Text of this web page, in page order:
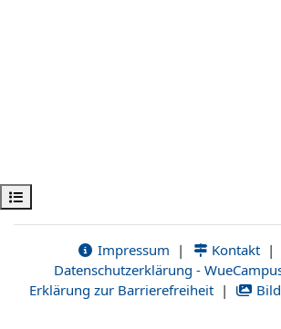
Kurs dizinini aç
Impressum | Kontakt |
Datenschutzerklärung -
Erklärung zur Barrierefreiheit |